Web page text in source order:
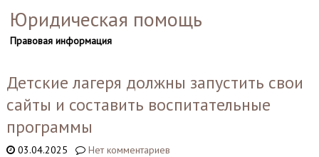
Юридическая помощь
Правовая информация
Детские лагеря должны запустить свои
сайты и составить воспитательные
программы
03.04.2025
Нет комментариев